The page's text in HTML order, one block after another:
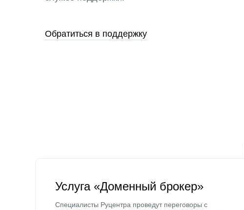
Обратиться в поддержку
Услуга «Доменный брокер»
Специалисты Руцентра проведут переговоры с